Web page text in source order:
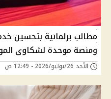
مطالب برلمانية بتحسين
ومنصة موحدة لشكاوى
الأحد 26/يوليو/2026 - 12:49 ص